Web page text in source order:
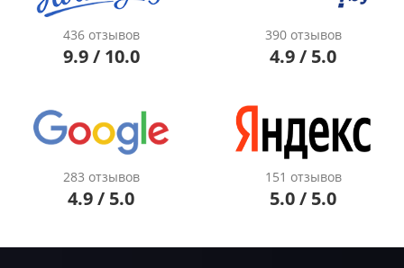
436 отзывов
9.9 / 10.0
390 отзывов
4.9 / 5.0
283 отзывов
4.9 / 5.0
151 отзывов
5.0 / 5.0